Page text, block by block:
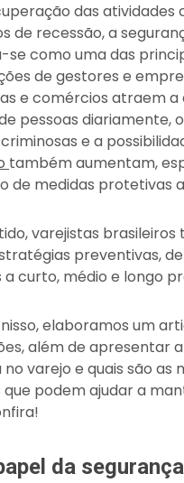
das atividades
de recessão, a
como uma das
de gestores e
e comércios atraem
pessoas diariamente,
e a
também aumentam,
de medidas protetivas
varejistas
preventivas,
a curto, médio e longo
elaboramos um
além de apresentar
varejo e quais são as
podem ajudar a
da